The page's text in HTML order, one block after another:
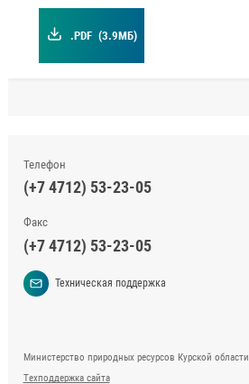
.PDF (3.9МБ)
Телефон
(+7 4712) 53-23-05
Факс
(+7 4712) 53-23-05
Техническая поддержка
Министерство природных ресурсов Курской области
Техподдержка сайта